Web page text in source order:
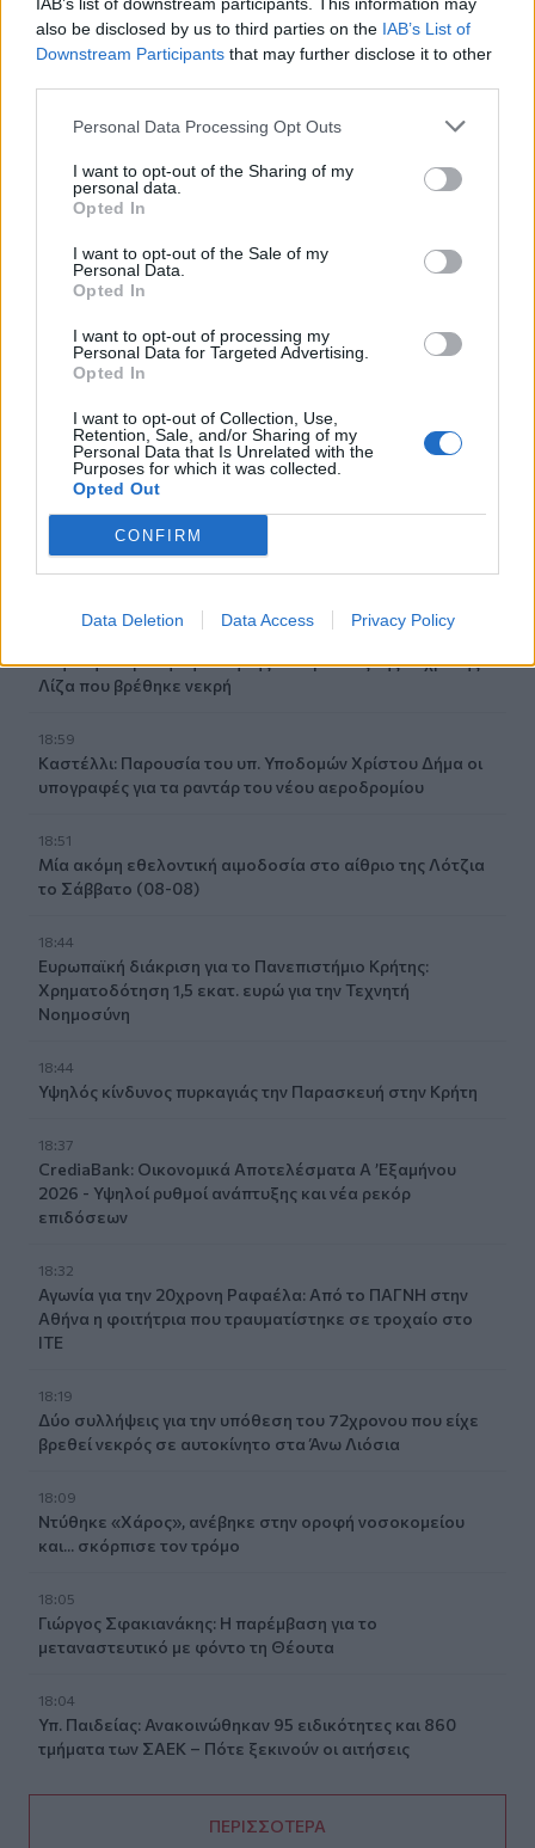
also be disclosed by us to third parties on the IAB’s List of
Downstream Participants that may further disclose it to other
Personal Data Processing Opt Outs
I want to opt-out of the Sharing of my
personal data.
Opted In
I want to opt-out of the Sale of my
Personal Data.
Opted In
I want to opt-out of processing my
Personal Data for Targeted Advertising.
Opted In
I want to opt-out of Collection, Use,
Retention, Sale, and/or Sharing of my
Personal Data that Is Unrelated with the
Purposes for which it was collected.
Opted Out
CONFIRM
Data Deletion Data Access Privacy Policy
19:56
Σε κλίμα οδύνης το ύστατο χαίρε στον Αριστοτέλη
Δαμίγο που έχασε τη ζωή του κατά τη συντριβή των
Χιροσίμα και το Ναγκασάκι
Σενετάκης για ΒΟΑΚ: «Η Κρήτη αποκτά επιτέλους έναν
υπερσύγχρονο αυτοκινητόδρομο»
Ρέθυμνο: 19 κτίρια κρίθηκαν «κόκκινα» μετά τις φονικές
πυρκαγιές
Σαμοθράκη: Στο νοσοκομείο 15χρονη μετά από πτώση –
Ειδοποίησε μόνη της το 112
Φωτιές στο Ρέθυμνο: Αποζημιώσεις και για τον
Κυψέλη: Η πρώτη δήλωση της οικογένειας της 38χρονης
Λίζα που βρέθηκε νεκρή
18:59
Καστέλλι: Παρουσία του υπ. Υποδομών Χρίστου Δήμα οι
υπογραφές για τα ραντάρ του νέου αεροδρομίου
18:51
Μία ακόμη εθελοντική αιμοδοσία στο αίθριο της Λότζια
το Σάββατο (08-08)
18:44
Ευρωπαϊκή διάκριση για το Πανεπιστήμιο Κρήτης:
Χρηματοδότηση 1,5 εκατ. ευρώ για την Τεχνητή
Νοημοσύνη
18:44
Υψηλός κίνδυνος πυρκαγιάς την Παρασκευή στην Κρήτη
18:37
CrediaBank: Οικονομικά Αποτελέσματα A ’Εξαμήνου
2026 - Υψηλοί ρυθμοί ανάπτυξης και νέα ρεκόρ
επιδόσεων
18:32
Αγωνία για την 20χρονη Ραφαέλα: Από το ΠΑΓΝΗ στην
Αθήνα η φοιτήτρια που τραυματίστηκε σε τροχαίο στο
ΙΤΕ
18:19
Δύο συλλήψεις για την υπόθεση του 72χρονου που είχε
βρεθεί νεκρός σε αυτοκίνητο στα Άνω Λιόσια
18:09
Ντύθηκε «Χάρος», ανέβηκε στην οροφή νοσοκομείου
και... σκόρπισε τον τρόμο
18:05
Γιώργος Σφακιανάκης: Η παρέμβαση για το
μεταναστευτικό με φόντο τη Θέουτα
18:04
Υπ. Παιδείας: Ανακοινώθηκαν 95 ειδικότητες και 860
τμήματα των ΣΑΕΚ – Πότε ξεκινούν οι αιτήσεις
ΠΕΡΙΣΣΟΤΕΡΑ